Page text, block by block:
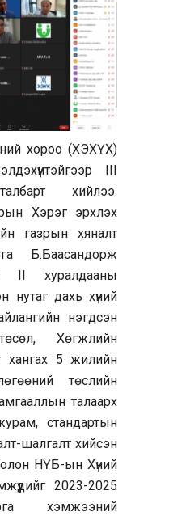
хороо (ХЭХҮХ)
III
хийлээ.
Хэрэг эрхлэх
газрын хяналт
Б.Баасандорж
II хуралдааны
нутаг дахь хүний
нэгдсэн
Хөгжлийн
хангах 5 жилийн
төслийн
талаарх
стандартын
шалгалт хийсэн
НҮБ-ын Хүний
2023-2025
хэмжээний